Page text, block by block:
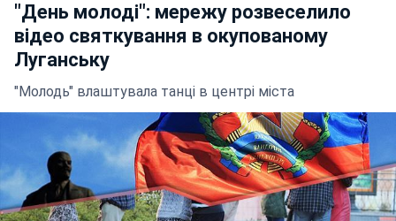
"День молоді": мережу розвеселило
відео святкування в окупованому
Луганську
"Молодь" влаштувала танці в центрі міста